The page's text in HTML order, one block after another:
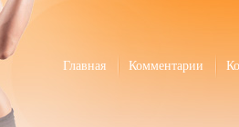
Главная Комментарии